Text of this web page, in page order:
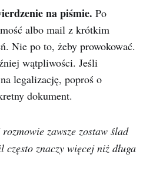
na piśmie. Po
albo mail z krótkim
Nie po to, żeby prowokować.
wątpliwości. Jeśli
legalizację, poproś o
dokument.
zawsze zostaw ślad
znaczy więcej niż długa